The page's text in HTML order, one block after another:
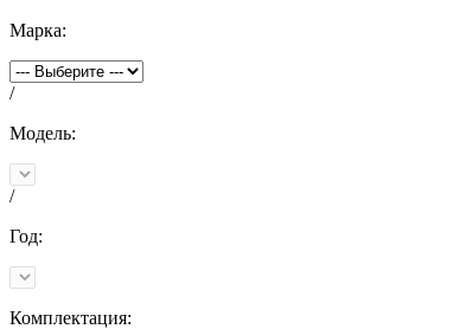
Марка:
/
Модель:
/
Год:
Комплектация: